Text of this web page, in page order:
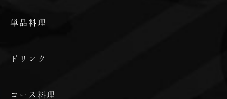
単品料理
ドリンク
コース料理